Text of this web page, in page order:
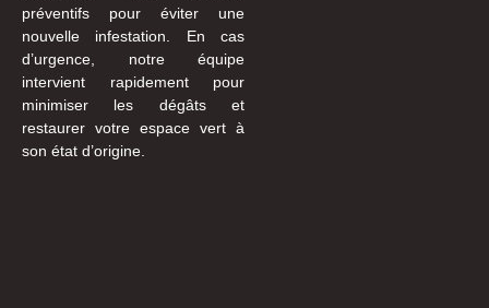
préventifs pour éviter une
nouvelle infestation. En cas
d’urgence, notre équipe
intervient rapidement pour
minimiser les dégâts et
restaurer votre espace vert à
son état d’origine.